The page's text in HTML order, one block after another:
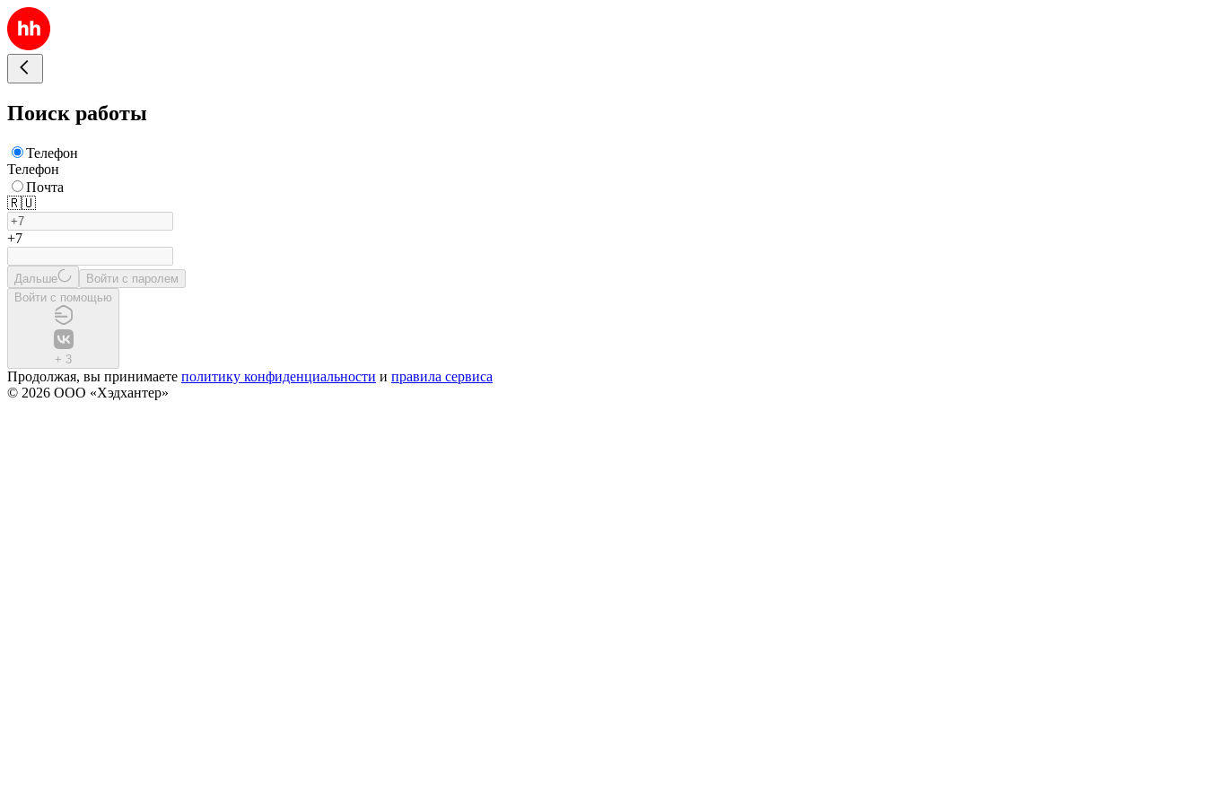
Поиск работы
Телефон
Телефон
Почта
🇷🇺
+7
Дальше
Войти с паролем
Войти с помощью
+ 3
Продолжая, вы принимаете политику конфиденциальности и правила сервиса
© 2026 ООО «Хэдхантер»